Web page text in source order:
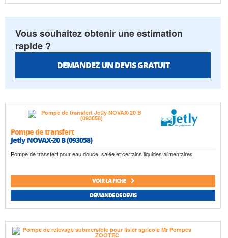
Vous souhaitez obtenir une estimation
rapide ?
DEMANDEZ UN DEVIS GRATUIT
Pompe de transfert
Jetly NOVAX-20 B (093058)
Pompe de transfert pour eau douce, salée et certains liquides alimentaires
VOIR LA FICHE
DEMANDE DE DEVIS